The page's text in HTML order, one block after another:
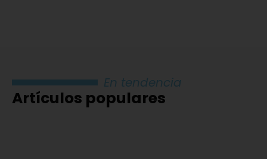
En tendencia
Artículos populares